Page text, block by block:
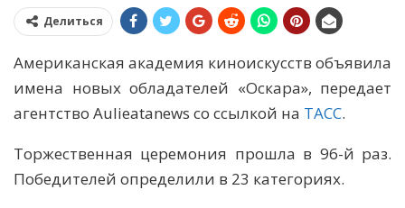
Делиться
Американская академия киноискусств объявила
имена новых обладателей «Оскара», передает
агентство Aulieatanews со ссылкой на ТАСС.
Торжественная церемония прошла в 96-й раз.
Победителей определили в 23 категориях.